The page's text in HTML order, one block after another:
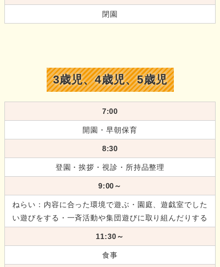
閉園
3歳児、4歳児、5歳児
7:00
開園・早朝保育
8:30
登園・挨拶・視診・所持品整理
9:00～
ねらい：内容に合った環境で遊ぶ・園庭、遊戯室でした
い遊びをする・一斉活動や集団遊びに取り組んだりする
11:30～
食事